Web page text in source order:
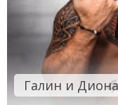
Галин и